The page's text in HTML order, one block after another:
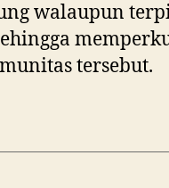
walaupun
tersebut.